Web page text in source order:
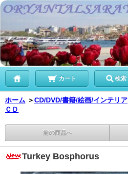
カート 検索
ホーム ＞CD/DVD/書籍/絵画/インテリア
ＣＤ
前の商品へ
Turkey Bosphorus